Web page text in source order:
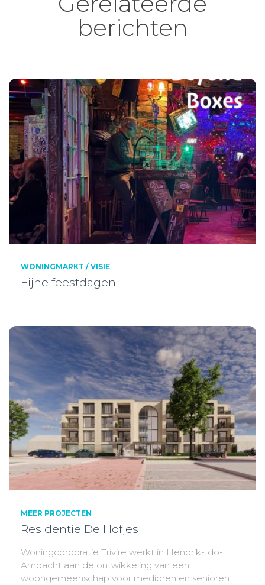
berichten
WONINGMARKT / VISIE
Fijne feestdagen
MEER PROJECTEN
Residentie De Hofjes
Woningcorporatie Trivire werkt in Hendrik-Ido-
Ambacht aan de ontwikkeling van een
woongemeenschap voor medioren en senioren.